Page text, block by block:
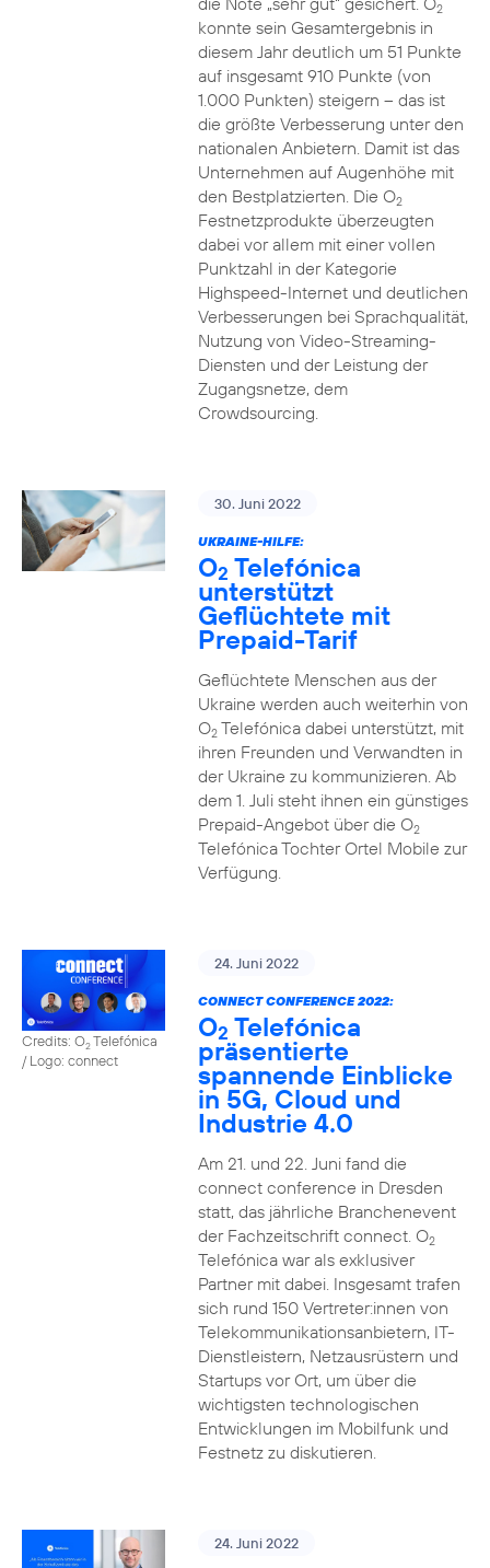
2
konnte sein Gesamtergebnis in
diesem Jahr deutlich um 51 Punkte
auf insgesamt 910 Punkte (von
1.000 Punkten) steigern – das ist
die größte Verbesserung unter den
nationalen Anbietern. Damit ist das
Unternehmen auf Augenhöhe mit
den Bestplatzierten. Die O2
Festnetzprodukte überzeugten
dabei vor allem mit einer vollen
Punktzahl in der Kategorie
Highspeed-Internet und deutlichen
Verbesserungen bei Sprachqualität,
Nutzung von Video-Streaming-
Diensten und der Leistung der
Zugangsnetze, dem
Crowdsourcing.
30. Juni 2022
UKRAINE-HILFE:
O2 Telefónica
unterstützt
Geflüchtete mit
Prepaid-Tarif
Geflüchtete Menschen aus der
Ukraine werden auch weiterhin von
O2Telefónica dabei unterstützt, mit
ihren Freunden und Verwandten in
der Ukraine zu kommunizieren. Ab
dem 1. Juli steht ihnen ein günstiges
Prepaid-Angebot über die O2
Telefónica Tochter Ortel Mobile zur
Verfügung.
Credits: O2Telefónica
/ Logo: connect
24. Juni 2022
CONNECT CONFERENCE 2022:
O2 Telefónica
präsentierte
spannende Einblicke
in 5G, Cloud und
Industrie 4.0
Am 21. und 22. Juni fand die
connect conference in Dresden
statt, das jährliche Branchenevent
der Fachzeitschrift connect. O2
Telefónica war als exklusiver
Partner mit dabei. Insgesamt trafen
sich rund 150 Vertreter:innen von
Telekommunikationsanbietern, IT-
Dienstleistern, Netzausrüstern und
Startups vor Ort, um über die
wichtigsten technologischen
Entwicklungen im Mobilfunk und
Festnetz zu diskutieren.
24. Juni 2022